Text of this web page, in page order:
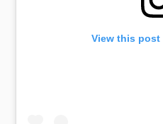
View this post